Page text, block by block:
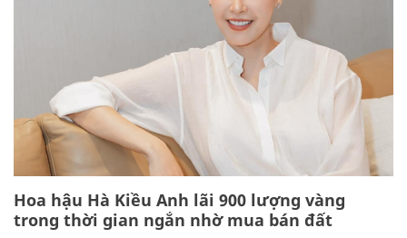
Hoa hậu Hà Kiều Anh lãi 900 lượng vàng
trong thời gian ngắn nhờ mua bán đất